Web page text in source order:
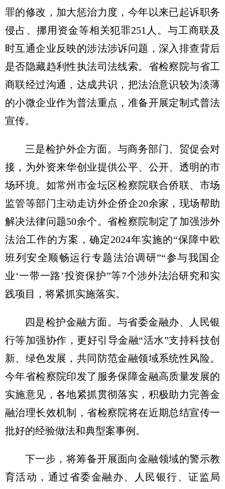
罪的修改，加大惩治力度，今年以来已起诉职务
侵占、挪用资金等相关犯罪251人。与工商联及
时互通企业反映的涉法涉诉问题，深入排查背后
是否隐藏趋利性执法司法线索。省检察院与省工
商联经过沟通，达成共识，把法治意识较为淡薄
的小微企业作为普法重点，准备开展定制式普法
宣传。
三是检护外企方面。与商务部门、贸促会对
接，为外资来华创业提供公平、公开、透明的市
场环境。如常州市金坛区检察院联合侨联、市场
监管等部门主动走访外企侨企20余家，现场帮助
解决法律问题50余个。省检察院制定了加强涉外
法治工作的方案，确定2024年实施的“保障中欧
班列安全顺畅运行专题法治调研”“参与我国企
业‘一带一路’投资保护”等7个涉外法治研究和实
践项目，将紧抓实施落实。
四是检护金融方面。与省委金融办、人民银
行等加强协作，更好引导金融“活水”支持科技创
新、绿色发展，共同防范金融领域系统性风险。
今年省检察院印发了服务保障金融高质量发展的
实施意见，各地紧抓贯彻落实，积极助力完善金
融治理长效机制，省检察院将在近期总结宣传一
批好的经验做法和典型案事例。
下一步，将筹备开展面向金融领域的警示教
育活动，通过省委金融办、人民银行、证监局